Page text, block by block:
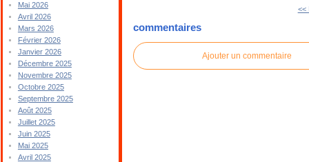
Mai 2026
Avril 2026
Mars 2026
Février 2026
Janvier 2026
Décembre 2025
Novembre 2025
Octobre 2025
Septembre 2025
Août 2025
Juillet 2025
Juin 2025
Mai 2025
Avril 2025
<<
commentaires
Ajouter un commentaire